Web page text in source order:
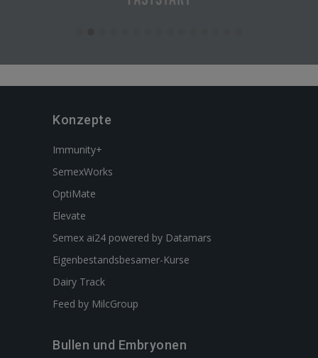
Konzepte
Immunity+
SemexWorks
OptiMate
Elevate
Semex ai24 powered by Datamars
Eigenbestandsbesamer-Kurse
Dairy Track
Feed by MilcGroup
Bullen und Embryonen